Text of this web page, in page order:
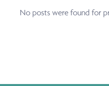
No posts were found for